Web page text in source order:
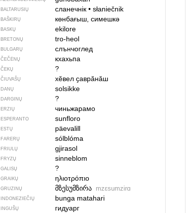
BALTARUSIŲ сланечнік • słaniečnik
BAŠKIRŲ көнбағыш, симешкә
BASKŲ ekilore
BRETONŲ tro-heol
BULGARŲ слънчоглед
ČEČĖNŲ кхахьпа
ČEKŲ ?
ČIUVAŠŲ хӗвел ҫаврӑнӑш
DANŲ solsikke
DARGINŲ ?
ERZIŲ чиньжарамо
ESPERANTO sunfloro
ESTŲ päevalill
FARERŲ sólblóma
FRIULŲ gjirasol
FRYZŲ sinneblom
GALISŲ ?
GRAIKŲ ηλιοτρόπιο
GRUZINŲ მზესუმზირა mzɛsumzirɑ
INDONEZIEČIŲ bunga matahari
INGUŠŲ гидуарг